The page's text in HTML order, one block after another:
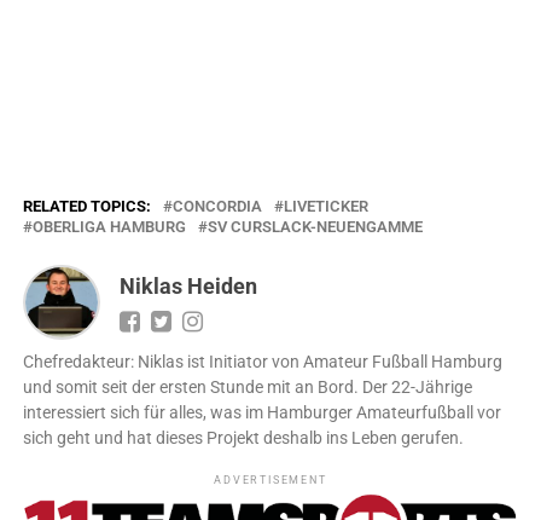
RELATED TOPICS: CONCORDIA
LIVETICKER
OBERLIGA HAMBURG
SV CURSLACK-NEUENGAMME
Niklas Heiden
Chefredakteur: Niklas ist Initiator von Amateur Fußball Hamburg
und somit seit der ersten Stunde mit an Bord. Der 22-Jährige
interessiert sich für alles, was im Hamburger Amateurfußball vor
sich geht und hat dieses Projekt deshalb ins Leben gerufen.
ADVERTISEMENT